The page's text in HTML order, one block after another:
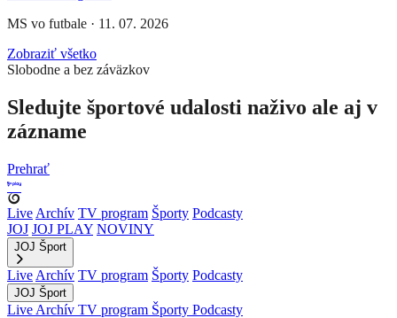
MS vo futbale · 11. 07. 2026
Zobraziť všetko
Slobodne a bez záväzkov
Sledujte športové udalosti naživo ale aj v
zázname
Prehrať
Live Archív TV program Športy Podcasty
JOJ JOJ PLAY NOVINY
JOJ Šport
Live Archív TV program Športy Podcasty
JOJ Šport
Live Archív TV program Športy Podcasty